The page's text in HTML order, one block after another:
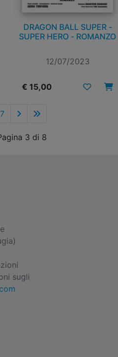
DRAGON BALL SUPER -
SUPER HERO - ROMANZO
12/07/2023
€ 15,00
7
3 di 8
sugli